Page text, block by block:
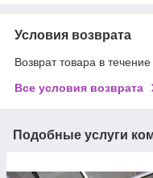
Условия возврата
Возврат товара в
Все условия возврата
Подобные услуги